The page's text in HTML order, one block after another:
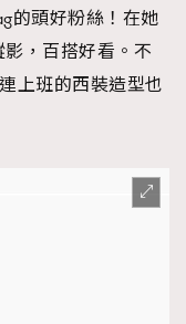
的頭好粉絲！在她
，百搭好看。不
上班的西裝造型也